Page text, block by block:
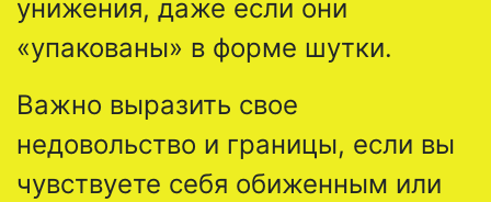
унижения, даже если они
«упакованы» в форме шутки.
Важно выразить свое
недовольство и границы, если вы
чувствуете себя обиженным или